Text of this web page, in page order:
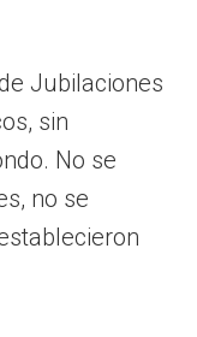
Jubilaciones
sin
No se
no se